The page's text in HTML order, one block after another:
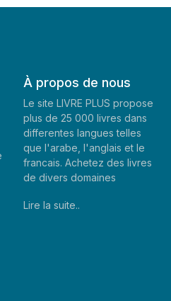
À propos de nous
Le site LIVRE PLUS propose
plus de 25 000 livres dans
differentes langues telles
que l'arabe, l'anglais et le
francais. Achetez des livres
de divers domaines
Lire la suite..